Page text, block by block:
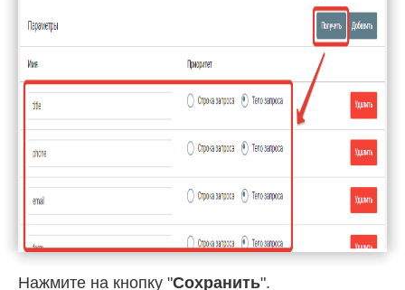
Нажмите на кнопку "Сохранить".